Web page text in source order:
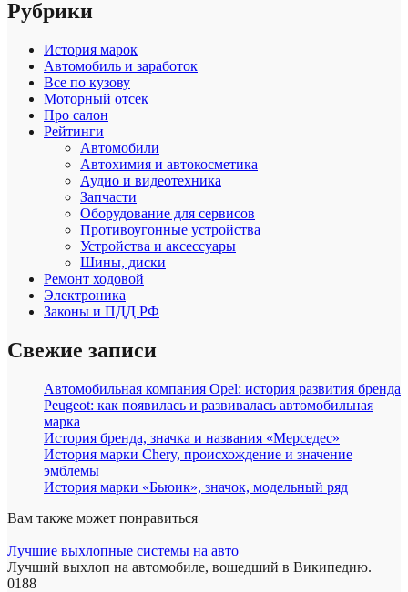
Рубрики
История марок
Автомобиль и заработок
Все по кузову
Моторный отсек
Про салон
Рейтинги
Автомобили
Автохимия и автокосметика
Аудио и видеотехника
Запчасти
Оборудование для сервисов
Противоугонные устройства
Устройства и аксессуары
Шины, диски
Ремонт ходовой
Электроника
Законы и ПДД РФ
Свежие записи
Автомобильная компания Opel: история развития бренда
Peugeot: как появилась и развивалась автомобильная
марка
История бренда, значка и названия «Мерседес»
История марки Chery, происхождение и значение
эмблемы
История марки «Бьюик», значок, модельный ряд
Вам также может понравиться
Лучшие выхлопные системы на авто
Лучший выхлоп на автомобиле, вошедший в Википедию.
0188